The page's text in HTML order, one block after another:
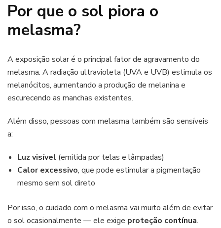
Por que o sol piora o
melasma?
A exposição solar é o principal fator de agravamento do
melasma. A radiação ultravioleta (UVA e UVB) estimula os
melanócitos, aumentando a produção de melanina e
escurecendo as manchas existentes.
Além disso, pessoas com melasma também são sensíveis
a:
Luz visível (emitida por telas e lâmpadas)
Calor excessivo, que pode estimular a pigmentação
mesmo sem sol direto
Por isso, o cuidado com o melasma vai muito além de evitar
o sol ocasionalmente — ele exige proteção contínua.